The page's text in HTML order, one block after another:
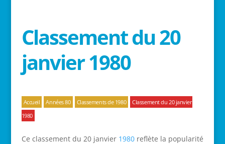
Classement du 20
janvier 1980
Accueil Années 80 Classements de 1980
Classement du 20 janvier
1980
Ce classement du 20 janvier 1980reflète la popularité